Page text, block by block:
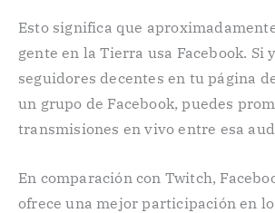
Esto significa que
gente en la Tierra usa Facebook. Si
seguidores decentes en tu página
un grupo de Facebook, puedes
transmisiones en vivo entre esa
En comparación con Twitch,
ofrece una mejor participación en